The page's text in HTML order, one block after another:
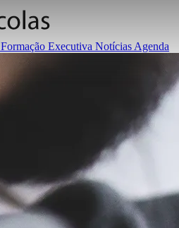
Formação Executiva Notícias Agenda